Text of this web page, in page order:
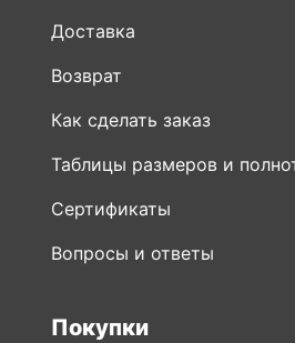
Доставка
Возврат
Как сделать заказ
Таблицы размеров и
Сертификаты
Вопросы и ответы
Покупки